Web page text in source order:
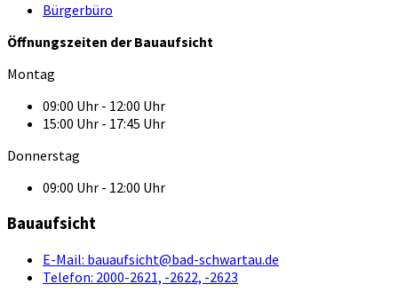
Bürgerbüro
Öffnungszeiten der Bauaufsicht
Montag
09:00 Uhr - 12:00 Uhr
15:00 Uhr - 17:45 Uhr
Donnerstag
09:00 Uhr - 12:00 Uhr
Bauaufsicht
E-Mail: bauaufsicht@bad-schwartau.de
Telefon: 2000-2621, -2622, -2623